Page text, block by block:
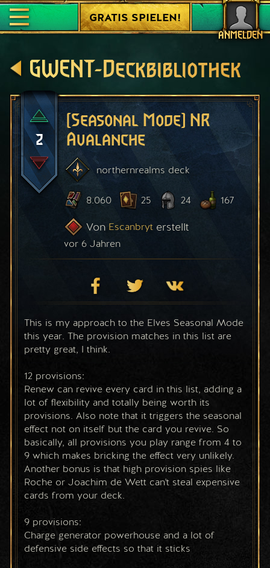
ANMELDEN
GRATIS SPIELEN!
GWENT-Deckbibliothek
2
[Seasonal Mode] NR
Avalanche
northernrealms deck
8.060 25 24 167
Von Escanbryt erstellt
vor 6 Jahren
This is my approach to the Elves Seasonal Mode
this year. The provision matches in this list are
pretty great, I think.
12 provisions:
Renew can revive every card in this list, adding a
lot of flexibility and totally being worth its
provisions. Also note that it triggers the seasonal
effect not on itself but the card you revive. So
basically, all provisions you play range from 4 to
9 which makes bricking the effect very unlikely.
Another bonus is that high provision spies like
Roche or Joachim de Wett can't steal expensive
cards from your deck.
9 provisions:
Charge generator powerhouse and a lot of
defensive side effects so that it sticks